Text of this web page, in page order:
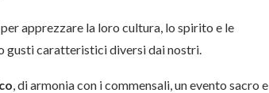
apprezzare la loro cultura, lo spirito e le
gusti caratteristici diversi dai nostri.
, di armonia con i commensali, un evento sacro e